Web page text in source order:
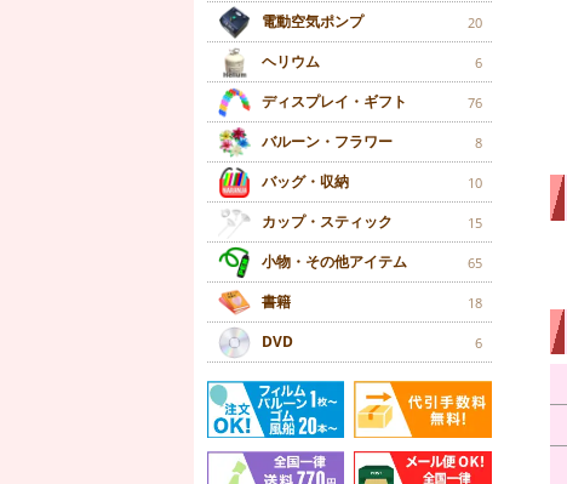
電動空気ポンプ 20
ヘリウム 6
ディスプレイ・ギフト 76
バルーン・フラワー 8
バッグ・収納 10
カップ・スティック 15
小物・その他アイテム 65
書籍 18
DVD 6